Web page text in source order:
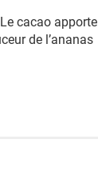
cacao apporte
de l’ananas